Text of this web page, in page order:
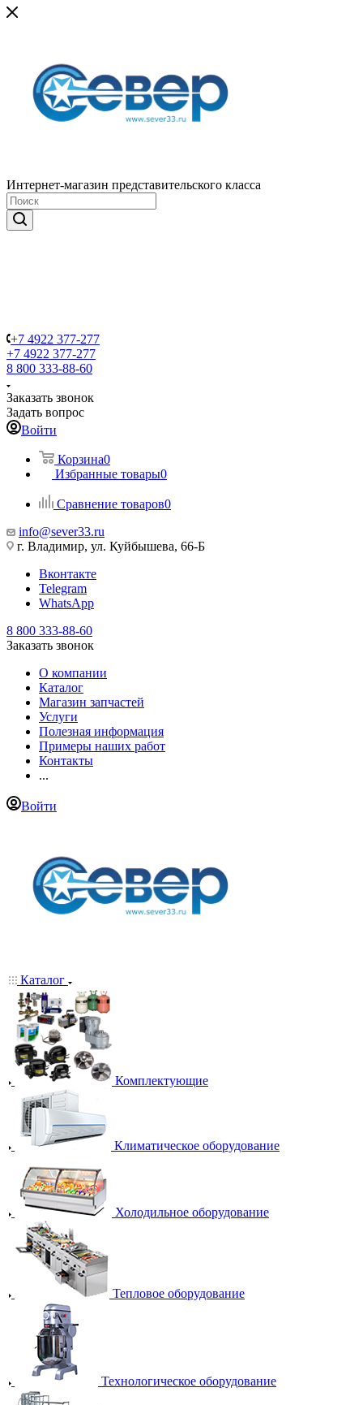
Интернет-магазин представительского класса
+7 4922 377-277
+7 4922 377-277
8 800 333-88-60
Заказать звонок
Задать вопрос
Войти
Корзина0
Избранные товары0
Сравнение товаров0
info@sever33.ru
г. Владимир, ул. Куйбышева, 66-Б
Вконтакте
Telegram
WhatsApp
8 800 333-88-60
Заказать звонок
О компании
Каталог
Магазин запчастей
Услуги
Полезная информация
Примеры наших работ
Контакты
...
Войти
Каталог
Комплектующие
Климатическое оборудование
Холодильное оборудование
Тепловое оборудование
Технологическое оборудование